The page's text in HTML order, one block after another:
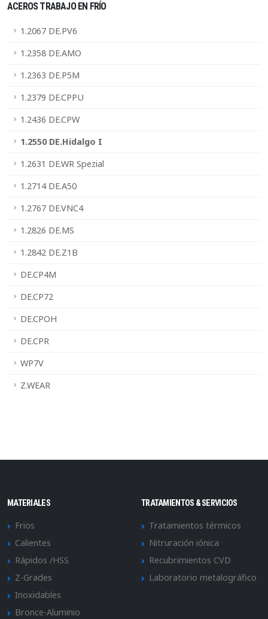
ACEROS TRABAJO EN FRÍO
1.2067 DE.PV6
1.2358 DE.AMO
1.2363 DE.P5M
1.2379 DE.CPPU
1.2436 DE.CPW
1.2550 DE.Hidalgo I
1.2631 DE.WR Spezial
1.2714 DE.A50
1.2767 DE.VNC4
1.2826 DE.MS
1.2842 DE.Z1B
DE.CP4M
DE.CP72
DE.CPOH
DE.CPR
WP7V
Z.WEAR
MATERIALES
Frios
Calientes
Rápidos /HSS
Z-Grades
Inoxidables
Bronce-Aluminio
TRATAMIENTOS & SERVICIOS
Tratamientos térmicos
Nitruración iónica
Recubrimientos CVD
Laboratorio metalográfico